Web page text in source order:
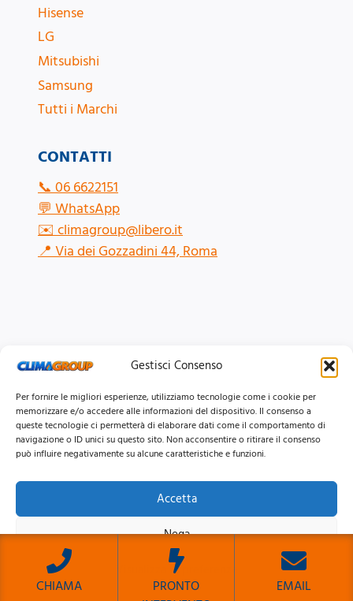
Gestisci Consenso
Per fornire le migliori esperienze, utilizziamo tecnologie come i cookie per
memorizzare e/o accedere alle informazioni del dispositivo. Il consenso a
queste tecnologie ci permetterà di elaborare dati come il comportamento di
navigazione o ID unici su questo sito. Non acconsentire o ritirare il consenso
può influire negativamente su alcune caratteristiche e funzioni.
Accetta
Nega
Visualizza le preferenze
CONTATTI
📞06 6622151
💬WhatsApp
✉️climagroup@libero.it
📍Via dei Gozzadini 44, Roma
Hisense
LG
Mitsubishi
Samsung
Tutti i Marchi
© 2026 Clima Group Impianti Srls P.IVA: 17771951005
Privacy
CookiePolicy | Mappa del Sito
CHIAMA
PRONTO
EMAIL